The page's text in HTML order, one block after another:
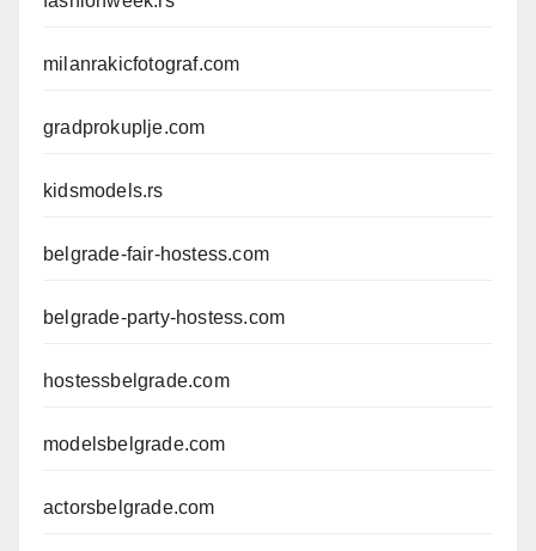
milanrakicfotograf.com
gradprokuplje.com
kidsmodels.rs
belgrade-fair-hostess.com
belgrade-party-hostess.com
hostessbelgrade.com
modelsbelgrade.com
actorsbelgrade.com